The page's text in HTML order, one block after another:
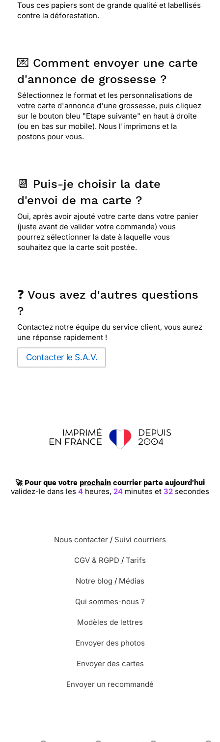
Tous ces papiers sont de grande qualité et labellisés
contre la déforestation.
💌 Comment envoyer une carte
d'annonce de grossesse ?
Sélectionnez le format et les personnalisations de
votre carte d'annonce d'une grossesse, puis cliquez
sur le bouton bleu "Etape suivante" en haut à droite
(ou en bas sur mobile). Nous l'imprimons et la
postons pour vous.
📆 Puis-je choisir la date
d'envoi de ma carte ?
Oui, après avoir ajouté votre carte dans votre panier
(juste avant de valider votre commande) vous
pourrez sélectionner la date à laquelle vous
souhaitez que la carte soit postée.
❓ Vous avez d'autres questions
?
Contactez notre équipe du service client, vous aurez
une réponse rapidement !
Contacter le S.A.V.
🚀 Pour que votre prochain courrier parte aujourd'hui
validez-le dans les4 heures,24 minutes et31secondes
Nous contacter / Suivi courriers
CGV & RGPD / Tarifs
Notre blog / Médias
Qui sommes-nous ?
Modèles de lettres
Envoyer des photos
Envoyer des cartes
Envoyer un recommandé